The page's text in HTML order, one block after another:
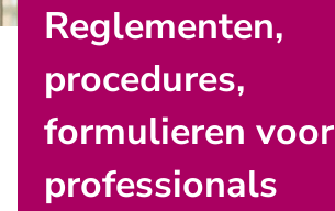
Reglementen,
procedures,
formulieren voor
professionals